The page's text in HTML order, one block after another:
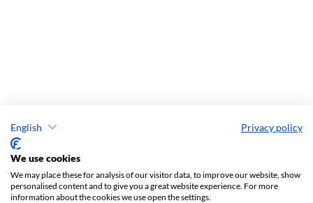
English Privacy policy
We use cookies
We may place these for analysis of our visitor data, to improve our website, show
personalised content and to give you a great website experience. For more
information about the cookies we use open the settings.